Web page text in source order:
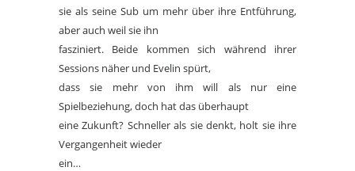
sie als seine Sub um mehr über ihre Entführung,
aber auch weil sie ihn
fasziniert. Beide kommen sich während ihrer
Sessions näher und Evelin spürt,
dass sie mehr von ihm will als nur eine
Spielbeziehung, doch hat das überhaupt
eine Zukunft? Schneller als sie denkt, holt sie ihre
Vergangenheit wieder
ein…